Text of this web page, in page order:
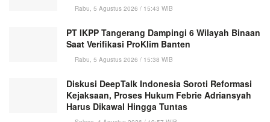
Rabu, 5 Agustus 2026 / 15:43 WIB
PT IKPP Tangerang Dampingi 6 Wilayah Binaan
Saat Verifikasi ProKlim Banten
Rabu, 5 Agustus 2026 / 15:38 WIB
Diskusi DeepTalk Indonesia Soroti Reformasi
Kejaksaan, Proses Hukum Febrie Adriansyah
Harus Dikawal Hingga Tuntas